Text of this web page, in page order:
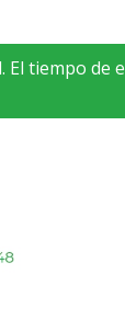
El tiempo